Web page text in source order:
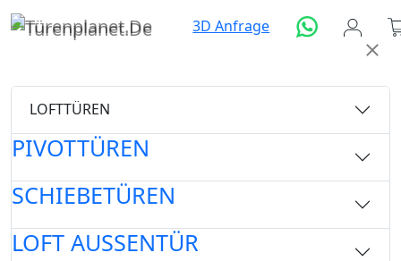
3D Anfrage
LOFTTÜREN
PIVOTTÜREN
SCHIEBETÜREN
LOFT AUSSENTÜR